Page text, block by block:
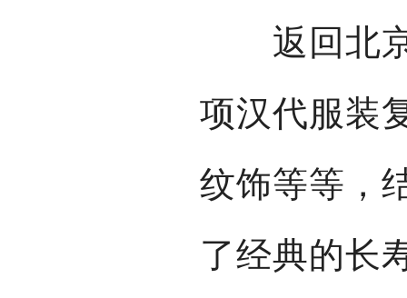
返回北京
项汉代服装
纹饰等等，
了经典的长